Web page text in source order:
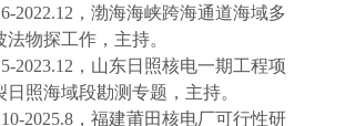
6-2022.12 ， 渤海海峡跨海通道海域多
法物探工作， 主持。
-2023.12 ， 山东日照核电一期工程项
日照海域段勘测专题，主持。
-2025.8， 福建莆田核电厂可行性研